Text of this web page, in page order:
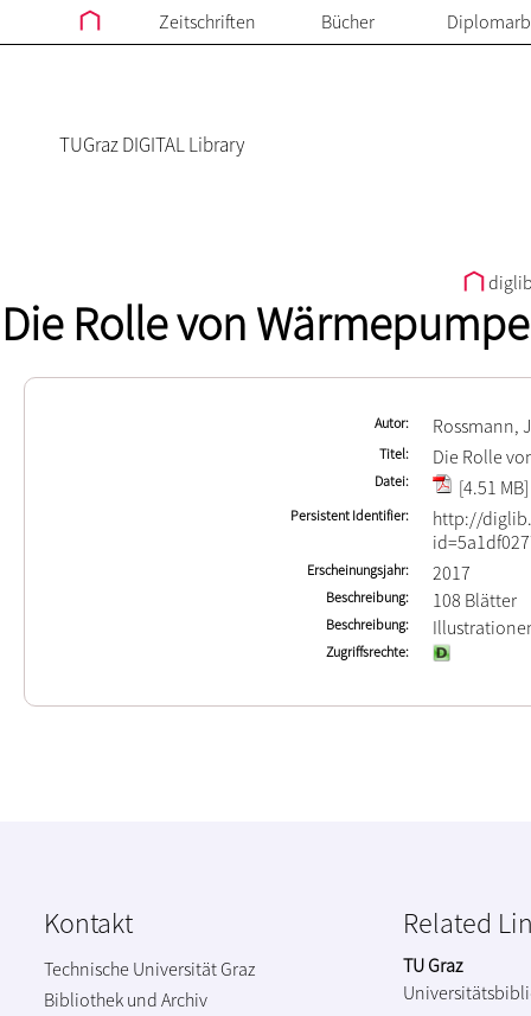
Zeitschriften Bücher
TUGraz DIGITAL Library
Die Rolle von
Autor Rossmann,
Titel Die Rolle
Datei [4.51 MB]
Persistent Identifier
http://
Erscheinungsjahr 2017
Beschreibung 108 Blätter
Beschreibung
Zugriffsrechte
Kontakt
Technische Universität Graz
Bibliothek und Archiv
Related
TU Graz